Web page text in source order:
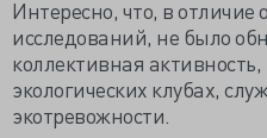
Интересно, что, в отличие
исследований, не было
коллективная активность,
экологических клубах,
экотревожности.